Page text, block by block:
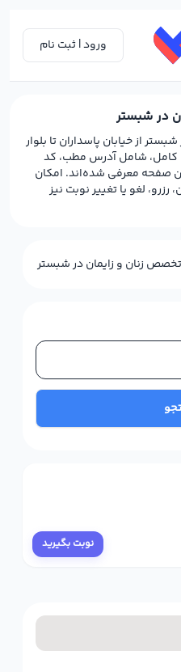
ورود | ثبت نام
در شبستر
از خیابان پاسداران تا بلوار
کامل، شامل آدرس مطب، کد
صفحه معرفی شده‌اند. امکان
لغو یا تغییر نوبت نیز
زنان و زایمان در شبستر
نوبت بگیرید